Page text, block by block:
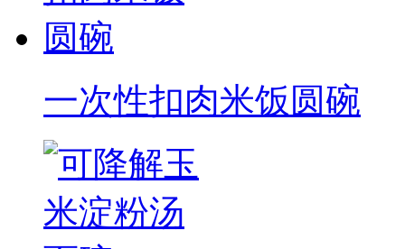
一次性扣肉米饭圆碗